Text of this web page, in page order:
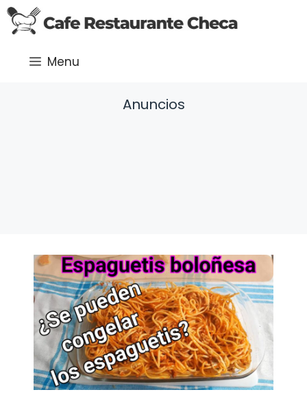
Saltar
al
Menu
Anuncios